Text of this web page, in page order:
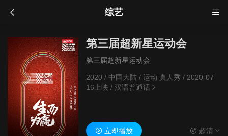
综艺
第三届超新星运动会
第三届超新星运动会
2020 / 中国大陆 / 运动 真人秀/ 2020-07-
16上映 / 汉语普通话
立即播放 超清